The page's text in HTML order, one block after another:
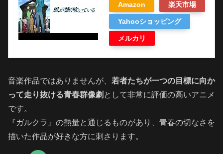
Amazon 楽天市場
Yahooショッピング
メルカリ
音楽作品ではありませんが、 若者たちが一つの目標に向か
って走り抜ける青春群像劇 として非常に評価の高いアニメ
です。
『ガルクラ』の熱量と通じるものがあり、青春の切なさを
描いた作品が好きな方に刺さります。